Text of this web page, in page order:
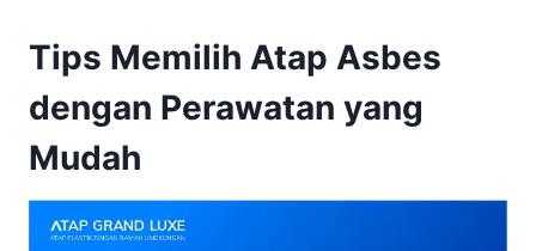
Tips Memilih Atap Asbes
dengan Perawatan yang
Mudah